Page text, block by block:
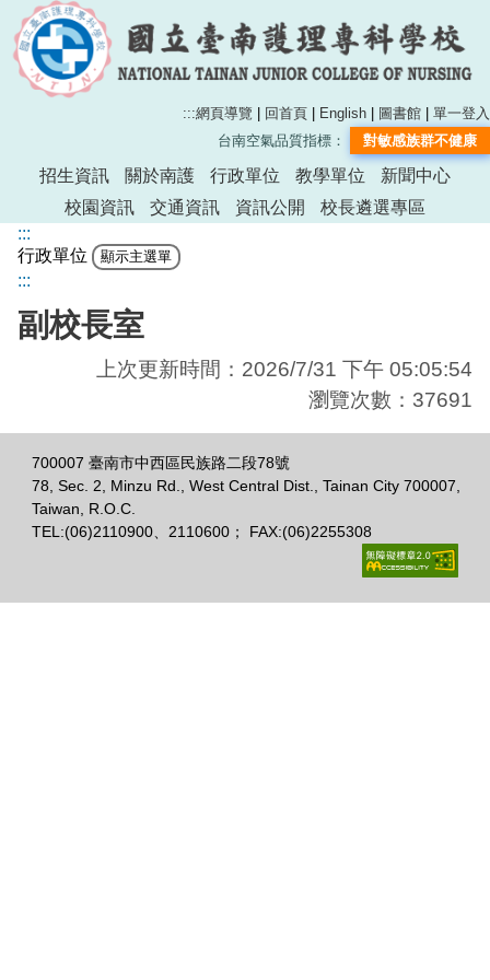
:::網頁導覽 | 回首頁 | English | 圖書館 | 單一登入
台南空氣品質指標：
對敏感族群不健康
招生資訊 關於南護 行政單位 教學單位
新聞中心
校園資訊
交通資訊 資訊公開
校長遴選專區
:::
行政單位
:::
副校長室
上次更新時間：2026/7/31 下午 05:05:54
瀏覽次數：37691
700007 臺南市中西區民族路二段78號
78, Sec. 2, Minzu Rd., West Central Dist., Tainan City 700007,
Taiwan, R.O.C.
TEL:(06)2110900、2110600； FAX:(06)2255308